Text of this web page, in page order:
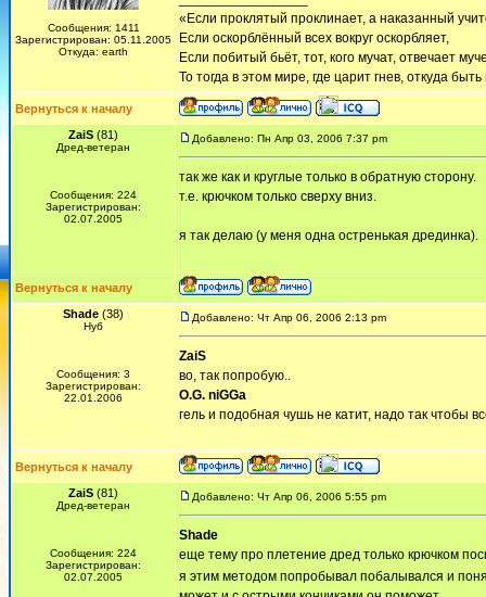
Сообщения: 1411
Зарегистрирован: 05.11.2005
Откуда: earth
«Если проклятый проклинает, а наказанный
Если оскорблённый всех вокруг оскорбляет,
Если побитый бьёт, тот, кого мучат, отвечает
То тогда в этом мире, где царит гнев, откуда
Вернуться к началу
ZaiS (81)
Дред-ветеран
Сообщения: 224
Зарегистрирован:
02.07.2005
Добавлено: Пн Апр 03, 2006 7:37 pm
так же как и круглые только в обратную сторону.
т.е. крючком только сверху вниз.
я так делаю (у меня одна остренькая дрединка).
Вернуться к началу
Shade (38)
Нуб
Сообщения: 3
Зарегистрирован:
22.01.2006
Добавлено: Чт Апр 06, 2006 2:13 pm
ZaiS
во, так попробую..
O.G. niGGa
гель и подобная чушь не катит, надо так чтобы
Вернуться к началу
ZaiS (81)
Дред-ветеран
Сообщения: 224
Зарегистрирован:
02.07.2005
Добавлено: Чт Апр 06, 2006 5:55 pm
Shade
еще тему про плетение дред только крючком
я этим методом попробывал побалывался и